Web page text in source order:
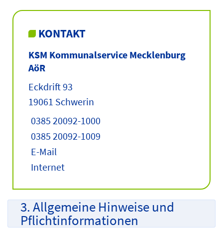
KONTAKT
KSM Kommunalservice Mecklenburg
AöR
Eckdrift 93
19061 Schwerin
0385 20092-1000
0385 20092-1009
E-Mail
Internet
3. Allgemeine Hinweise und
Pflicht­informationen